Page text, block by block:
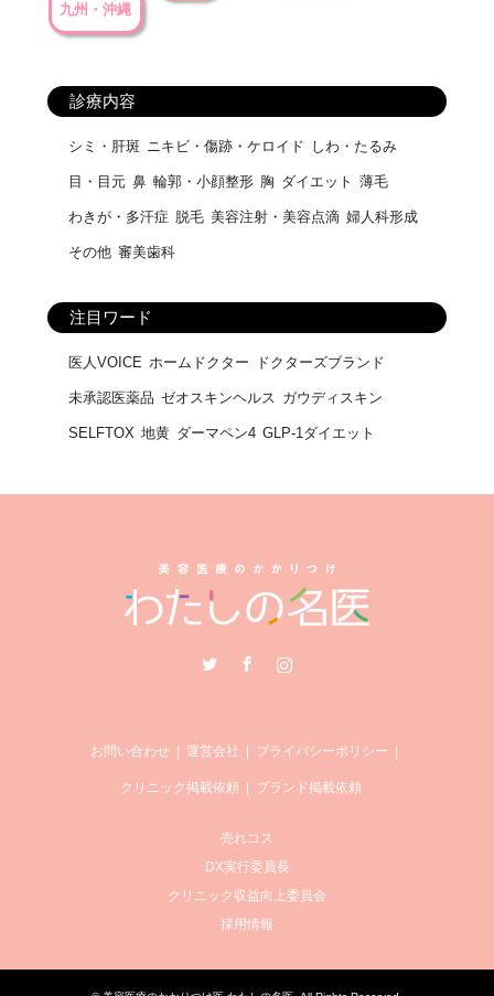
九州・沖縄
診療内容
シミ・肝斑 ニキビ・傷跡・ケロイド しわ・たるみ
目・目元 鼻 輪郭・小顔整形 胸 ダイエット 薄毛
わきが・多汗症 脱毛 美容注射・美容点滴 婦人科形成
その他 審美歯科
注目ワード
医人VOICE ホームドクター ドクターズブランド
未承認医薬品 ゼオスキンヘルス ガウディスキン
SELFTOX 地黄 ダーマペン4 GLP-1ダイエット
Instagram
お問い合わせ 運営会社 プライバシーポリシー
クリニック掲載依頼 ブランド掲載依頼
売れコス
DX実行委員長
クリニック収益向上委員会
採用情報